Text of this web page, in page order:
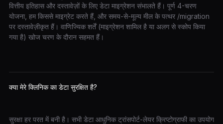
वित्तीय इतिहास और दस्तावेज़ों के लिए डेटा माइग्रेशन संभालते हैं। पूर्ण 4-चरण
योजना, हम किससे माइग्रेट करते हैं, और समय-से-मूल्य मील के पत्थर /migration
पर दस्तावेज़ीकृत हैं। वाणिज्यिक शर्तें (माइग्रेशन शामिल है या अलग से स्कोप किया
गया है) खोज चरण के दौरान सहमत हैं।
क्या मेरे क्लिनिक का डेटा सुरक्षित है?
सुरक्षा हर परत में बनी है। सभी डेटा आधुनिक ट्रांसपोर्ट-लेयर क्रिप्टोग्राफी का उपयोग